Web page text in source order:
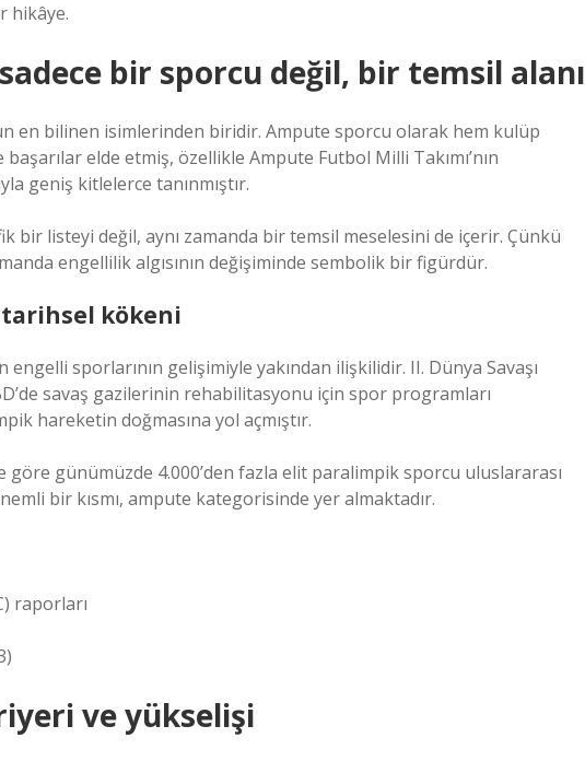
hikâye.
bir sporcu değil, bir temsil alanı
en bilinen isimlerinden biridir. Ampute sporcu olarak hem kulüp
elde etmiş, özellikle Ampute Futbol Milli Takımı’nın
geniş kitlelerce tanınmıştır.
bir listeyi değil, aynı zamanda bir temsil meselesini de içerir. Çünkü
engellilik algısının değişiminde sembolik bir figürdür.
tarihsel kökeni
engelli sporlarının gelişimiyle yakından ilişkilidir. II. Dünya Savaşı
savaş gazilerinin rehabilitasyonu için spor programları
hareketin doğmasına yol açmıştır.
günümüzde 4.000’den fazla elit paralimpik sporcu uluslararası
bir kısmı, ampute kategorisinde yer almaktadır.
raporları
ve yükselişi